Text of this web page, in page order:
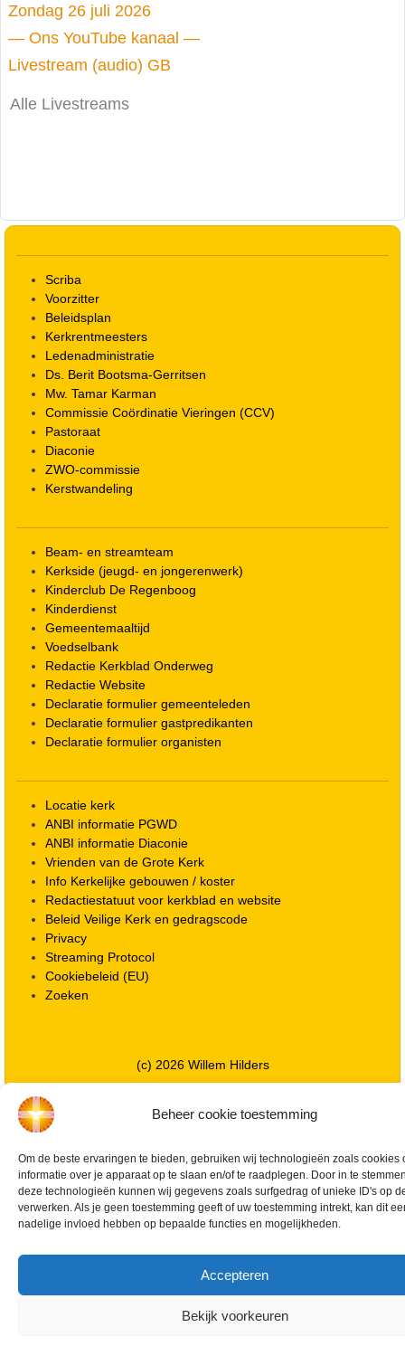
Beheer cookie toestemming
Om de beste ervaringen te bieden, gebruiken wij technologieën zoals cookies
informatie over je apparaat op te slaan en/of te raadplegen. Door in te
deze technologieën kunnen wij gegevens zoals surfgedrag of unieke ID's op
verwerken. Als je geen toestemming geeft of uw toestemming intrekt, kan dit
nadelige invloed hebben op bepaalde functies en mogelijkheden.
Accepteren
Bekijk voorkeuren
Zondag 26 juli 2026
— Ons YouTube kanaal —
Livestream (audio) GB
Alle Livestreams
Scriba
Voorzitter
Beleidsplan
Kerkrentmeesters
Ledenadministratie
Ds. Berit Bootsma-Gerritsen
Mw. Tamar Karman
Commissie Coördinatie Vieringen (CCV)
Pastoraat
Diaconie
ZWO-commissie
Kerstwandeling
Beam- en streamteam
Kerkside (jeugd- en jongerenwerk)
Kinderclub De Regenboog
Kinderdienst
Gemeentemaaltijd
Voedselbank
Redactie Kerkblad Onderweg
Redactie Website
Declaratie formulier gemeenteleden
Declaratie formulier gastpredikanten
Declaratie formulier organisten
Locatie kerk
ANBI informatie PGWD
ANBI informatie Diaconie
Vrienden van de Grote Kerk
Info Kerkelijke gebouwen / koster
Redactiestatuut voor kerkblad en website
Beleid Veilige Kerk en gedragscode
Privacy
Streaming Protocol
Cookiebeleid (EU)
Zoeken
(c) 2026 Willem Hilders